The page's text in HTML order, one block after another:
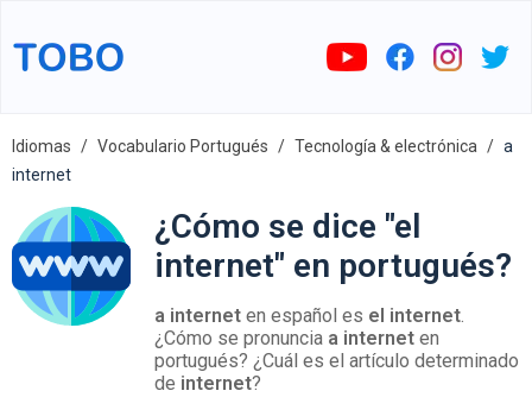
Idiomas Vocabulario Portugués Tecnología & electrónica
a
internet
¿Cómo se dice "el
internet" en portugués?
a internet en español es el internet.
¿Cómo se pronuncia a internet en
portugués? ¿Cuál es el artículo determinado
de internet?